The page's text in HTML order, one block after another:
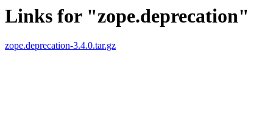
Links for "zope.deprecation"
zope.deprecation-3.4.0.tar.gz